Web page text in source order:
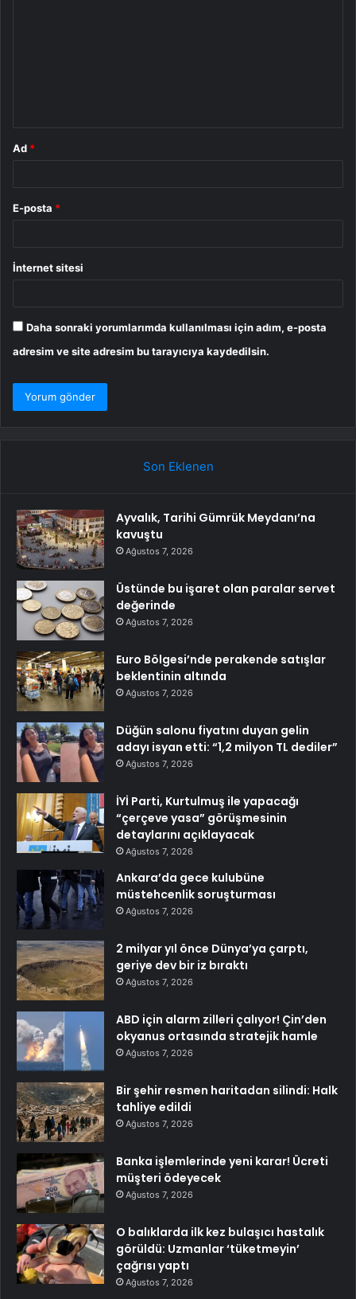
Ad *
E-posta *
İnternet sitesi
Daha sonraki yorumlarımda kullanılması için adım, e-posta
adresim ve site adresim bu tarayıcıya kaydedilsin.
Son Eklenen
Ayvalık, Tarihi Gümrük Meydanı’na
kavuştu
Ağustos 7, 2026
Üstünde bu işaret olan paralar servet
değerinde
Ağustos 7, 2026
Euro Bölgesi’nde perakende satışlar
beklentinin altında
Ağustos 7, 2026
Düğün salonu fiyatını duyan gelin
adayı isyan etti: “1,2 milyon TL dediler”
Ağustos 7, 2026
İYİ Parti, Kurtulmuş ile yapacağı
“çerçeve yasa” görüşmesinin
detaylarını açıklayacak
Ağustos 7, 2026
Ankara’da gece kulubüne
müstehcenlik soruşturması
Ağustos 7, 2026
2 milyar yıl önce Dünya’ya çarptı,
geriye dev bir iz bıraktı
Ağustos 7, 2026
ABD için alarm zilleri çalıyor! Çin’den
okyanus ortasında stratejik hamle
Ağustos 7, 2026
Bir şehir resmen haritadan silindi: Halk
tahliye edildi
Ağustos 7, 2026
Banka işlemlerinde yeni karar! Ücreti
müşteri ödeyecek
Ağustos 7, 2026
O balıklarda ilk kez bulaşıcı hastalık
görüldü: Uzmanlar ‘tüketmeyin’
çağrısı yaptı
Ağustos 7, 2026